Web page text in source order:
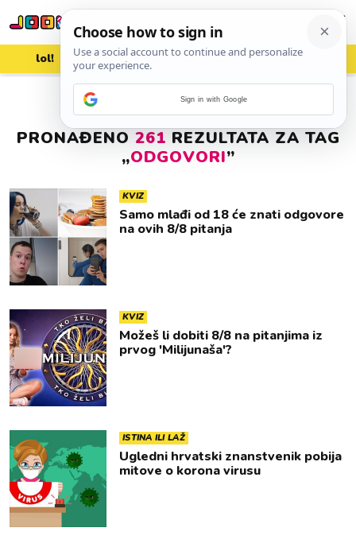
lol! aww vrh! woot?!
PRONAĐENO 261 REZULTATA ZA TAG
„ODGOVORI”
KVIZ
Samo mlađi od 18 će znati odgovore
na ovih 8/8 pitanja
KVIZ
Možeš li dobiti 8/8 na pitanjima iz
prvog 'Milijunaša'?
ISTINA ILI LAŽ
Ugledni hrvatski znanstvenik pobija
mitove o korona virusu
Sign in with Google